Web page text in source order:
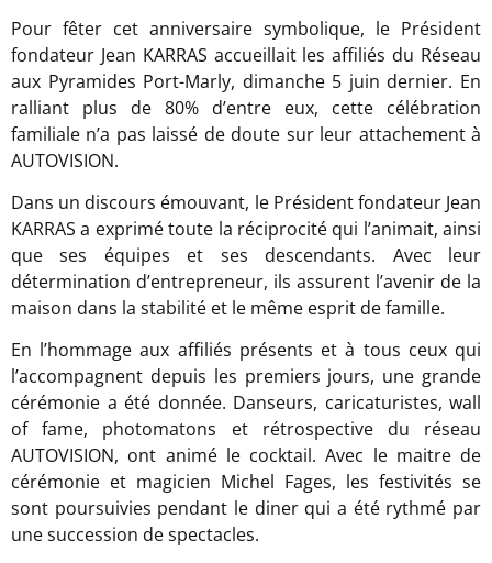
Pour fêter cet anniversaire symbolique, le Président
fondateur Jean KARRAS accueillait les affiliés du Réseau
aux Pyramides Port-Marly, dimanche 5 juin dernier. En
ralliant plus de 80% d’entre eux, cette célébration
familiale n’a pas laissé de doute sur leur attachement à
AUTOVISION.
Dans un discours émouvant, le Président fondateur Jean
KARRAS a exprimé toute la réciprocité qui l’animait, ainsi
que ses équipes et ses descendants. Avec leur
détermination d’entrepreneur, ils assurent l’avenir de la
maison dans la stabilité et le même esprit de famille.
En l’hommage aux affiliés présents et à tous ceux qui
l’accompagnent depuis les premiers jours, une grande
cérémonie a été donnée. Danseurs, caricaturistes, wall
of fame, photomatons et rétrospective du réseau
AUTOVISION, ont animé le cocktail. Avec le maitre de
cérémonie et magicien Michel Fages, les festivités se
sont poursuivies pendant le diner qui a été rythmé par
une succession de spectacles.